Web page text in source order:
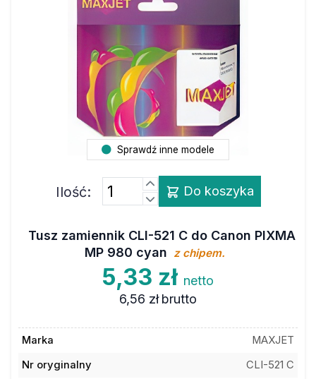
Sprawdź inne modele
Ilość: Do koszyka
Tusz zamiennik CLI-521 C do Canon PIXMA
MP 980 cyan z chipem.
5,33 zł netto
6,56 zł brutto
Marka
MAXJET
Nr oryginalny
CLI-521 C